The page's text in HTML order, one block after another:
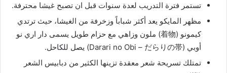
تستمر فترة التدريب لعدة سنوات قبل ان تصبح غيشا محترفة.
مظهر المايكو يعد أكثر شباباً وزخرفة من الغيشا، حيث ترتدي
كيمونو (着物) ملون وزاهي مع حزام طويل يسمى دار اري نو
أوبي (Darari no Obi – だらりの帯) يصل للكاحل.
تمتلك تسريحة شعر معقدة تزينها الكثير من دبابيس الشعر